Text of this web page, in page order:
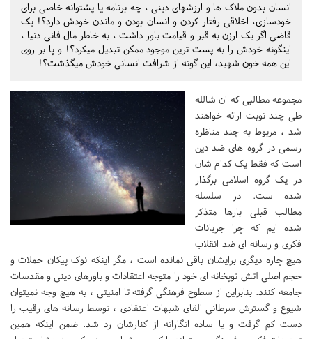
انسان بدون ملاک ها و ارزشهای دینی ، چه برنامه یا پشتوانه خاصی برای
خودسازی، اخلاقی رفتار کردن و انسان بودن و ماندن خودش دارد؟! یک
قاضی اگر یک ارزن به قبر و قیامت باور داشت ، به خاطر مال فانی دنیا ،
اینگونه خودش را به پست ترین موجود ممکن تبدیل میکرد؟! و پا بر روی
این همه خون شهید، این گونه از شرافت انسانی خودش میگذشت؟!
مجموعه مطالبی که ان شالله
طی چند نوبت ارائه خواهند
شد ، مربوط به چند مناظره
رسمی در گروه های ضد دین
است که فقط یک کدام شان
در یک گروه اسلامی برگذار
شده ست. در سلسله
مطالب قبلی بارها متذکر
شده ایم که چرا جریانات
فکری و رسانه ای ضد انقلاب
هیچ چاره دیگری برایشان باقی نمانده است ، مگر اینکه نوک پیکان حملات و
حجم اصلی آتش توپخانه ای خود را متوجه اعتقادات و باورهای دینی و مقدسات
جامعه کنند. بنابراین از سطوح فرهنگی گرفته تا امنیتی ، به هیچ وجه نمیتوان
شیوع و گسترش سرطانی القای شبهات اعتقادی ، توسط رسانه های رقیب را
دست کم گرفت و یا ساده انگارانه از کنارشان رد شد. ضمن اینکه همین